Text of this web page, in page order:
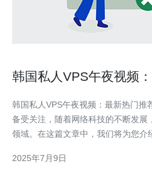
韩国私人VPS午夜视频
韩国私人VPS午夜视频：最新热门推荐 韩国私人VPS午夜视频
备受关注，随着网络科技的不断发展
领域。在这篇文章中，我们将为您介
影、电视剧、音乐视频等。这些内容
2025年7月9日